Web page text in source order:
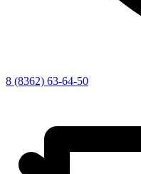
8 (8362) 63-64-50